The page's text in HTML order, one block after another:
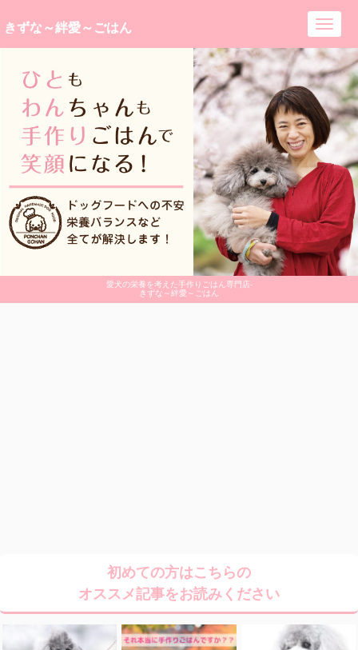
愛犬の栄養を考えた手作りごはん専門店-
きずな～絆愛～ごはん
きずな～絆愛～ごはん
初めての方はこちらの
オススメ記事をお読みください